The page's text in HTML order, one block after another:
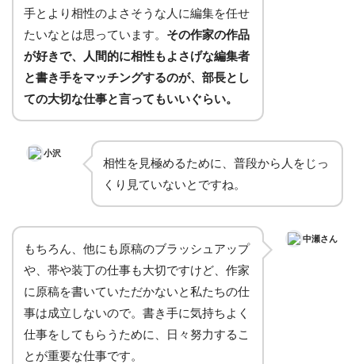
手とより相性のよさそうな人に編集を任せ
たいなとは思っています。 その作家の作品
が好きで、人間的に相性もよさげな編集者
と書き手をマッチングするのが、部長とし
ての大切な仕事と言ってもいいぐらい。
小沢
相性を見極めるために、普段から人をじっ
くり見ていないとですね。
もちろん、他にも原稿のブラッシュアップ
や、帯や装丁の仕事も大切ですけど、作家
に原稿を書いていただかないと私たちの仕
事は成立しないので。書き手に気持ちよく
仕事をしてもらうために、日々努力するこ
とが重要な仕事です。
中瀬さん